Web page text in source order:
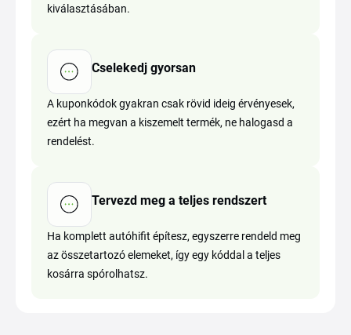
kiválasztásában.
Cselekedj gyorsan
A kuponkódok gyakran csak rövid ideig érvényesek,
ezért ha megvan a kiszemelt termék, ne halogasd a
rendelést.
Tervezd meg a teljes rendszert
Ha komplett autóhifit építesz, egyszerre rendeld meg
az összetartozó elemeket, így egy kóddal a teljes
kosárra spórolhatsz.